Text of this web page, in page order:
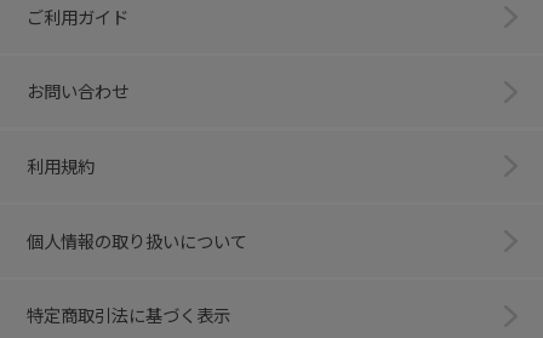
ご利用ガイド
お問い合わせ
利用規約
個人情報の取り扱いについて
特定商取引法に基づく表示